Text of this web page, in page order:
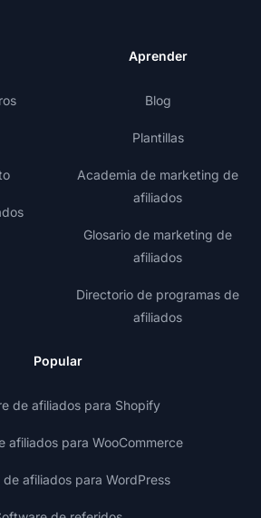
Aprender
Blog
Plantillas
Academia de marketing de
afiliados
Glosario de marketing de
afiliados
Directorio de programas de
afiliados
Popular
de afiliados para Shopify
afiliados para WooCommerce
afiliados para WordPress